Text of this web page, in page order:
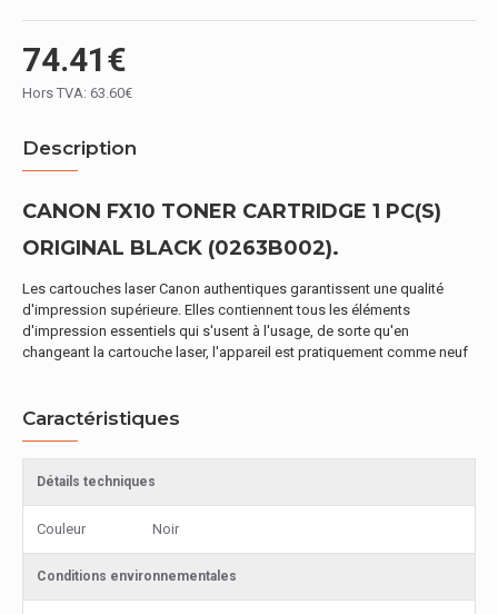
74.41€
Hors TVA: 63.60€
Description
CANON FX10 TONER CARTRIDGE 1 PC(S)
ORIGINAL BLACK (0263B002).
Les cartouches laser Canon authentiques garantissent une qualité
d'impression supérieure. Elles contiennent tous les éléments
d'impression essentiels qui s'usent à l'usage, de sorte qu'en
changeant la cartouche laser, l'appareil est pratiquement comme neuf
Caractéristiques
Détails techniques
Couleur Noir
Conditions environnementales